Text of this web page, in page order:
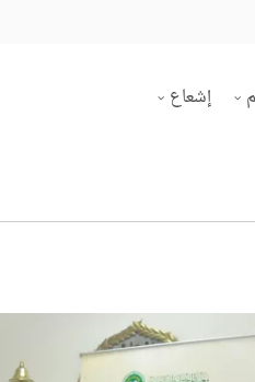
إشعاع